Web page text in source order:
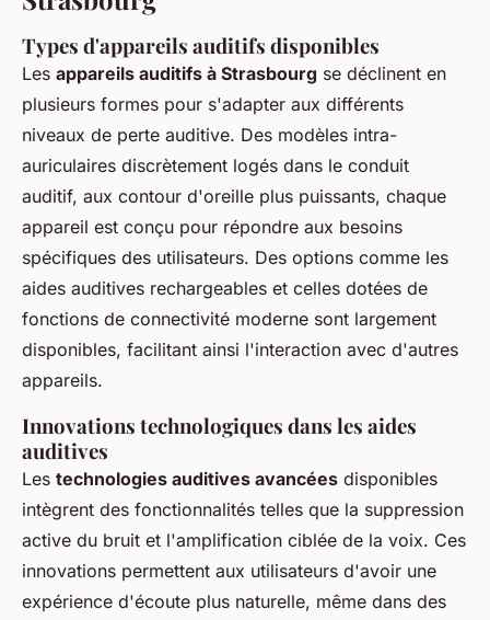
Types d'appareils auditifs disponibles
Les appareils auditifs à Strasbourg se déclinent en
plusieurs formes pour s'adapter aux différents
niveaux de perte auditive. Des modèles intra-
auriculaires discrètement logés dans le conduit
auditif, aux contour d'oreille plus puissants, chaque
appareil est conçu pour répondre aux besoins
spécifiques des utilisateurs. Des options comme les
aides auditives rechargeables et celles dotées de
fonctions de connectivité moderne sont largement
disponibles, facilitant ainsi l'interaction avec d'autres
appareils.
Innovations technologiques dans les aides
auditives
Les technologies auditives avancées disponibles
intègrent des fonctionnalités telles que la suppression
active du bruit et l'amplification ciblée de la voix. Ces
innovations permettent aux utilisateurs d'avoir une
expérience d'écoute plus naturelle, même dans des